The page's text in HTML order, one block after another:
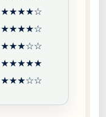
★★★★☆
★★★★☆
★★★☆☆
★★★★★
★★★☆☆